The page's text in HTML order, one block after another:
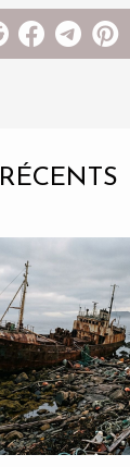
RÉCENTS